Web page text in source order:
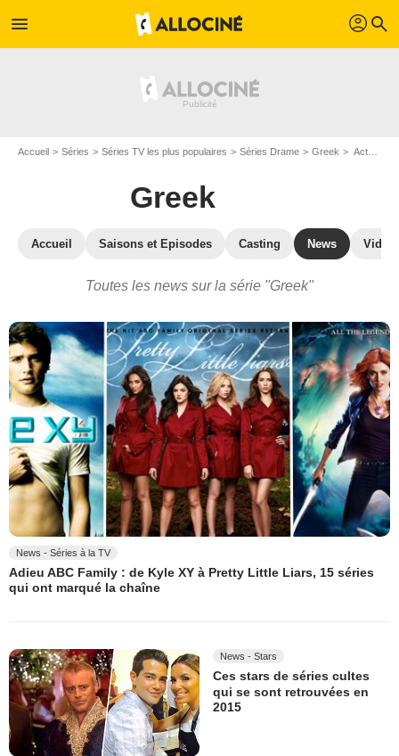
menu profil search
Accueil Séries Séries TV les plus populaires Séries Drame Greek Actualité de la série Greek
Greek
Accueil Saisons et Episodes Casting News
Toutes les news sur la série "Greek"
News - Séries à la TV
Adieu ABC Family : de Kyle XY à Pretty Little Liars, 15 séries
qui ont marqué la chaîne
News - Stars
Ces stars de séries cultes
qui se sont retrouvées en
2015